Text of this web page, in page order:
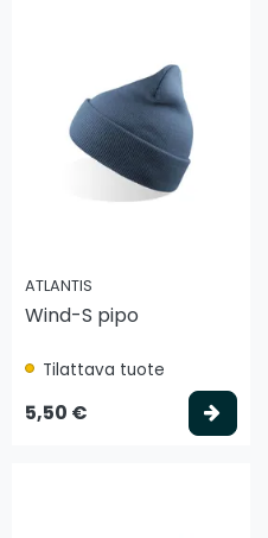
vaihtoehto
ATLANTIS
Wind-S pipo
Tilattava tuote
5,50 €